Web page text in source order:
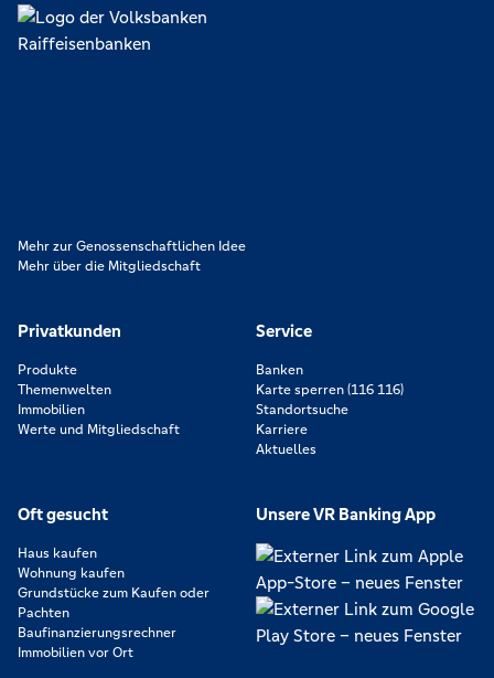
Mehr zur Genossenschaftlichen Idee
Mehr über die Mitgliedschaft
Privatkunden
Produkte
Themenwelten
Immobilien
Werte und Mitgliedschaft
Service
Banken
Karte sperren (116 116)
Standortsuche
Karriere
Aktuelles
Oft gesucht
Haus kaufen
Wohnung kaufen
Grundstücke zum Kaufen oder
Pachten
Baufinanzierungsrechner
Immobilien vor Ort
Unsere VR Banking App